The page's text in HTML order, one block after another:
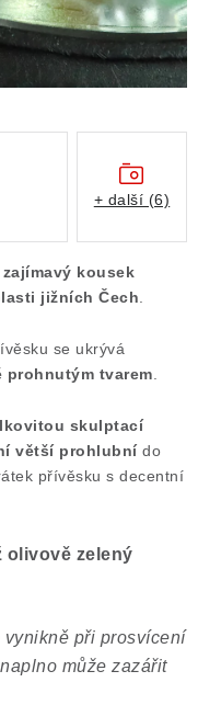
zajímavý kousek
jižních Čech
se ukrývá
tvarem
skulptací
větší prohlubnído
přívěsku s decentní
olivově zelený
při prosvícení
může zazářit
+ další (6)